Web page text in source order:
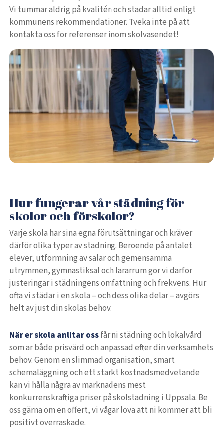
Vi tummar aldrig på kvalitén och städar alltid enligt
kommunens rekommendationer. Tveka inte på att
kontakta oss för referenser inom skolväsendet!
Hur fungerar vår städning för
skolor och förskolor?
Varje skola har sina egna förutsättningar och kräver
därför olika typer av städning. Beroende på antalet
elever, utformning av salar och gemensamma
utrymmen, gymnastiksal och lärarrum gör vi därför
justeringar i städningens omfattning och frekvens. Hur
ofta vi städar i en skola – och dess olika delar – avgörs
helt av just din skolas behov.
När er skola anlitar ossfår ni städning och lokalvård
som är både prisvärd och anpassad efter din verksamhets
behov. Genom en slimmad organisation, smart
schemaläggning och ett starkt kostnadsmedvetande
kan vi hålla några av marknadens mest
konkurrenskraftiga priser på skolstädning i Uppsala. Be
oss gärna om en offert, vi vågar lova att ni kommer att bli
positivt överraskade.